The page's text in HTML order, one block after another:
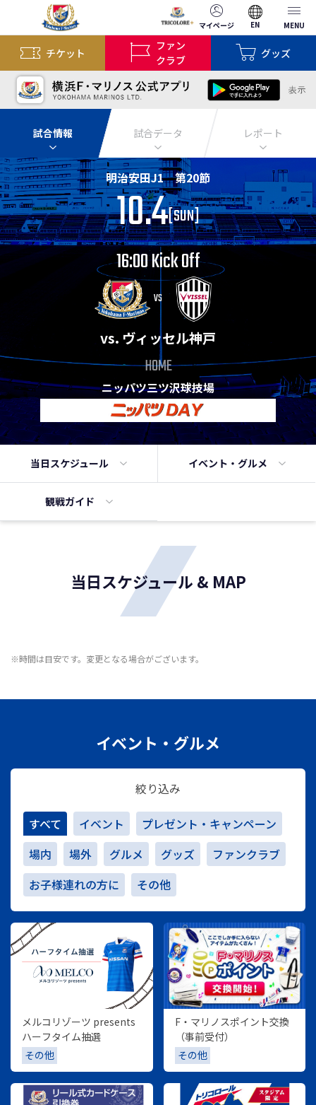
マイページ EN MENU
チケット
ファン
クラブ
グッズ
試合情報 試合データ レポート
明治安田J1 第20節
10.4[SUN]
16:00 Kick Off
VS
vs. ヴィッセル神戸
HOME
ニッパツ三ツ沢球技場
当日スケジュール イベント・ グルメ
観戦ガイド
当日スケジュール & MAP
※時間は目安です。変更となる場合がございます。
イベント・グルメ
絞り込み
すべて イベント
プレゼント・キャンペーン
場内
場外 グルメ グッズ
ファンクラブ
お子様連れの方に
その他
メルコリゾーツ presents
ハーフタイム抽選
その他
F・マリノスポイント交換
（事前受付）
その他